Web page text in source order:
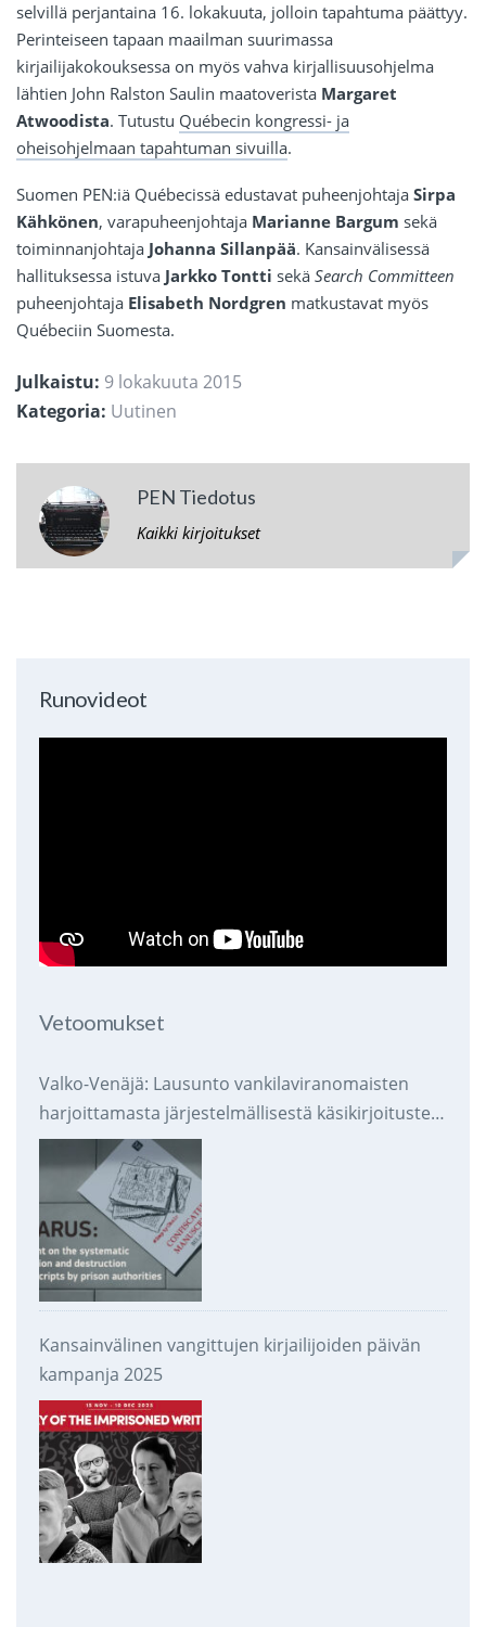
selvillä perjantaina 16. lokakuuta, jolloin tapahtuma päättyy.
Perinteiseen tapaan maailman suurimassa
kirjailijakokouksessa on myös vahva kirjallisuusohjelma
lähtien John Ralston Saulin maatoverista Margaret
Atwoodista. Tutustu Québecin kongressi- ja
oheisohjelmaan tapahtuman sivuilla.
Suomen PEN:iä Québecissä edustavat puheenjohtaja Sirpa
Kähkönen, varapuheenjohtaja Marianne Bargum sekä
toiminnanjohtaja Johanna Sillanpää. Kansainvälisessä
hallituksessa istuva Jarkko Tontti sekä Search Committeen
puheenjohtaja Elisabeth Nordgren matkustavat myös
Québeciin Suomesta.
Julkaistu: 9 lokakuuta 2015
Kategoria: Uutinen
PEN Tiedotus
Kaikki kirjoitukset
Runovideot
Vetoomukset
Valko-Venäjä: Lausunto vankilaviranomaisten
harjoittamasta järjestelmällisestä käsikirjoitusten
takavarikoinnista ja tuhoamisesta
Kansainvälinen vangittujen kirjailijoiden päivän
kampanja 2025